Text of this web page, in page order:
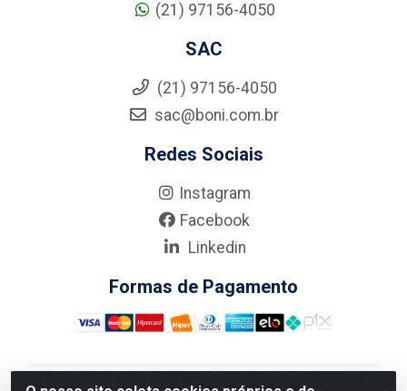
(21) 97156-4050
SAC
(21) 97156-4050
sac@boni.com.br
Redes Sociais
Instagram
Facebook
Linkedin
Formas de Pagamento